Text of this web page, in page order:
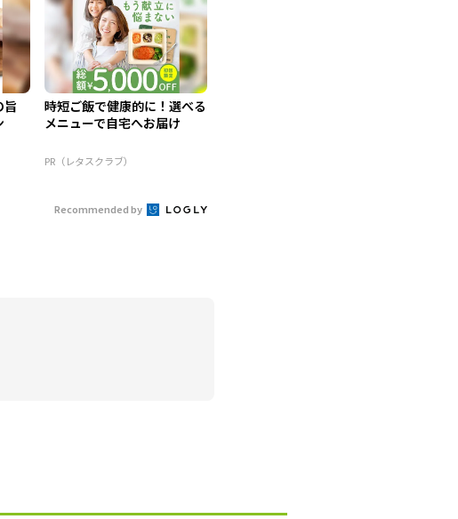
旨
時短ご飯で健康的に！選べる
メニューで自宅へお届け
PR（レタスクラブ）
Recommended by